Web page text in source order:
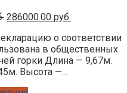
Original
was:
317778.00 руб..
286000.00 руб.
is:
286000.00
о соответствии
в общественных
горки Длина — 9,67м.
Высота —…